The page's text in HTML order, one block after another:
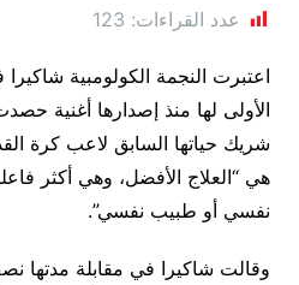
عدد القراءات: 123
اعتبرت النجمة الكولومبية
الأولى لها منذ إصدارها أغنية
شريك حياتها السابق لاعب كرة
هي “العلاج الأفضل، وهي أكثر
نفسي أو طبيب نفسي”.
وقالت شاكيرا في مقابلة مدتها